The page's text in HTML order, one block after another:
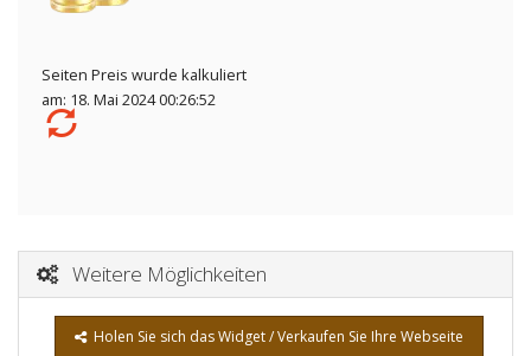
Seiten Preis wurde kalkuliert
am: 18. Mai 2024 00:26:52
Weitere Möglichkeiten
Holen Sie sich das Widget / Verkaufen Sie Ihre Webseite